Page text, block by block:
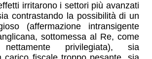
irritarono i settori più avanzati
contrastando la possibilità di un
(affermazione intransigente
sottomessa al Re, come
nettamente privilegiata), sia